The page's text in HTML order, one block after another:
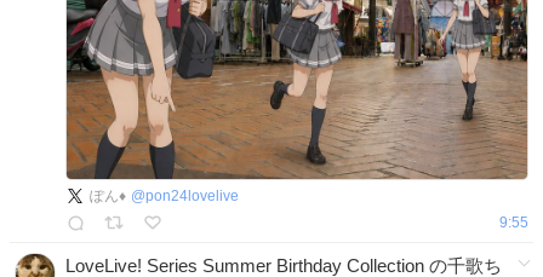
ぽん♦️ @pon24lovelive
9:55
LoveLive! Series Summer Birthday Collection の千歌ち